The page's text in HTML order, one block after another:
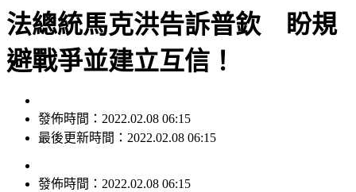
法總統馬克洪告訴普欽 盼規
避戰爭並建立互信！
發佈時間：2022.02.08 06:15
最後更新時間：2022.02.08 06:15
發佈時間： 2022.02.08 06:15